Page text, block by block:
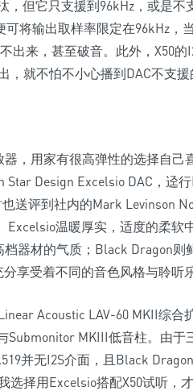
，但它只支援到96kHz，或是不
将输出取样率限定在96kHz，
出来，甚至破音。此外，X50的
，就不怕不小心播到DAC不支援
，用家有很高弹性的选择自己
Design Excelsio DAC，迳
送评到社内的Mark Levinson
Excelsio温暖厚实，适度的柔软
器材的气质；Black Dragon则
享受着不同的音色风格与聆听乐
Acoustic LAV-60 MKII综合
Submonitor MKIII低音柱。由于
并无I2S介面，且Black
选择用Excelsio搭配X50试听，